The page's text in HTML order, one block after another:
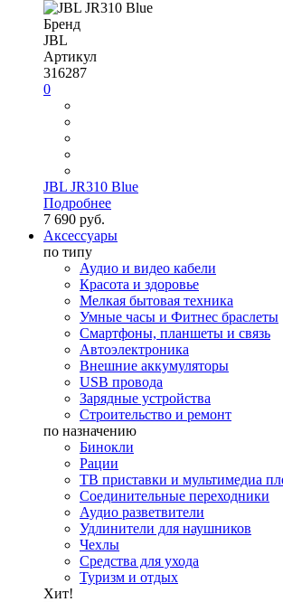
Бренд
JBL
Артикул
316287
0
JBL JR310 Blue
Подробнее
7 690 руб.
Аксессуары
по типу
Аудио и видео кабели
Красота и здоровье
Мелкая бытовая техника
Умные часы и Фитнес браслеты
Смартфоны, планшеты и связь
Автоэлектроника
Внешние аккумуляторы
USB провода
Зарядные устройства
Строительство и ремонт
по назначению
Бинокли
Рации
ТВ приставки и мультимедиа
Соединительные переходники
Аудио разветвители
Удлинители для наушников
Чехлы
Средства для ухода
Туризм и отдых
Хит!